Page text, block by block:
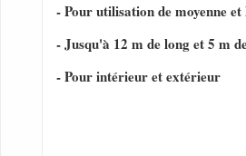
- Pour utilisation de moyenne
- Jusqu'à 12 m de long et 5 m
- Pour intérieur et extérieur